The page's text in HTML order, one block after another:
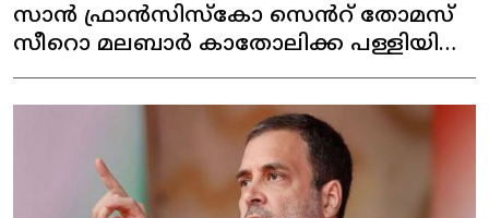
സാൻ ഫ്രാൻസിസ്കോ സെൻറ് തോമസ്
സീറൊ മലബാർ കാതോലിക്ക പള്ളിയിലെ
പെരുന്നാൾ കൊടിയേറി